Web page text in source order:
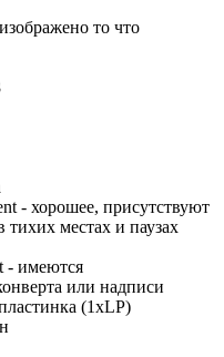
то что
- хорошее, присутствуют
тихих местах и паузах
- имеются
или надписи
(1xLP)